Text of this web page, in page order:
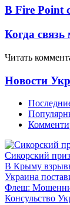
В Fire Point
Когда
Читать
Новости
Сикорский
В Крыму
Украина
Флеш:
Консульство